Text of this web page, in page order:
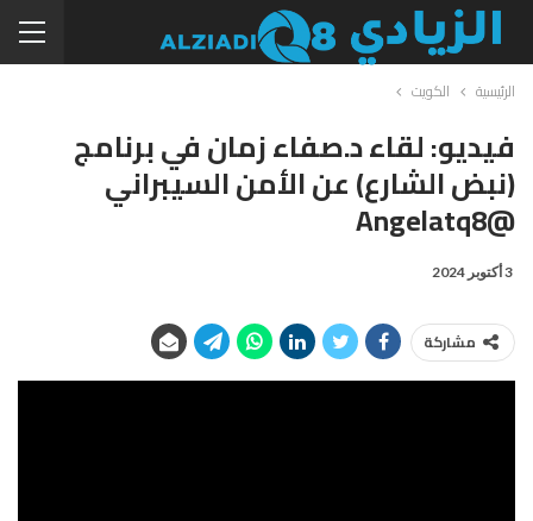
الرئيسية الكويت
فيديو: لقاء د.صفاء زمان في برنامج
(نبض الشارع) عن الأمن السيبراني
@angelatq8
3 أكتوبر 2024
مشاركة